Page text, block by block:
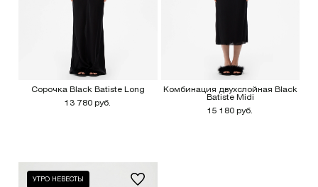
Сорочка Black Batiste Long
13 780 руб.
Комбинация двухслойная Black
Batiste Midi
15 180 руб.
УТРО НЕВЕСТЫ